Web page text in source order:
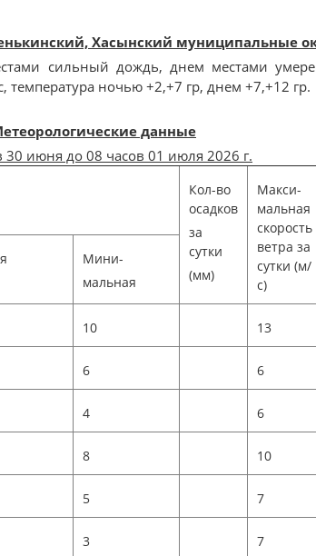
Хасынский муниципальные
сильный дождь, днем местами
температура ночью +2,+7 гр, днем +7,+12 гр.
данные
30 июня до 08 часов 01 июля 2026 г.
Кол-во
осадков
за
сутки
(мм)
Макси-
мальная
скорость
ветра за
сутки (м/
с)
Мини-
мальная
10 13
6 6
4 6
8 10
5 7
3 7